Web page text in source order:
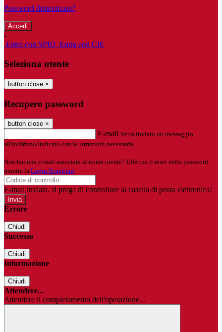
Password dimenticata?
-
Entra con SPID Entra con CIE
Seleziona utente
button close ×
Recupero password
button close ×
E-mail Verrà inviato un messaggio
all'indirizzo indicato con le istruzioni necessarie.
Non hai una e-mail associata al nome utente? Effettua il reset della password
tramite la Login Spaggiari
E-mail inviata, si prega di controllare la casella di posta elettronica!
Errore
Chiudi
Successo
Chiudi
Informazione
Chiudi
Attendere...
Attendere il completamento dell'operazione...